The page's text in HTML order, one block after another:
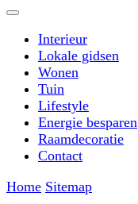
Interieur
Lokale gidsen
Wonen
Tuin
Lifestyle
Energie besparen
Raamdecoratie
Contact
Home Sitemap